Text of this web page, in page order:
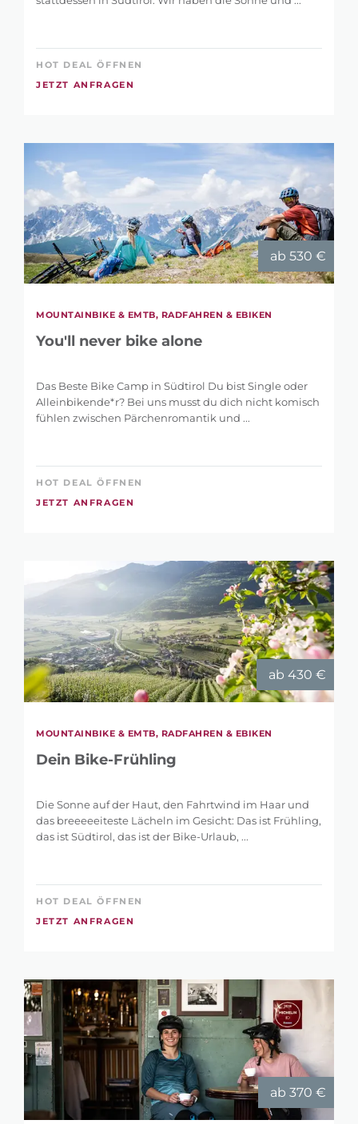
HOT DEAL ÖFFNEN
JETZT ANFRAGEN
ab 530 €
MOUNTAINBIKE & EMTB, RADFAHREN & EBIKEN
You'll never bike alone
Das Beste Bike Camp in Südtirol Du bist Single oder
Alleinbikende*r? Bei uns musst du dich nicht komisch
fühlen zwischen Pärchenromantik und ...
HOT DEAL ÖFFNEN
JETZT ANFRAGEN
ab 430 €
MOUNTAINBIKE & EMTB, RADFAHREN & EBIKEN
Dein Bike-Frühling
Die Sonne auf der Haut, den Fahrtwind im Haar und
das breeeeeiteste Lächeln im Gesicht: Das ist Frühling,
das ist Südtirol, das ist der Bike-Urlaub, ...
HOT DEAL ÖFFNEN
JETZT ANFRAGEN
ab 370 €